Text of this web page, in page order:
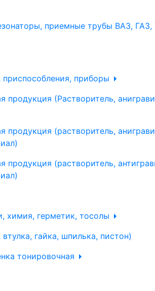
приемные трубы ВАЗ, ГАЗ,
приборы
продукция (Растворитель,
продукция (растворитель,
продукция (растворитель,
химия, герметик, тосолы
гайка, шпилька, пистон)
тонировочная